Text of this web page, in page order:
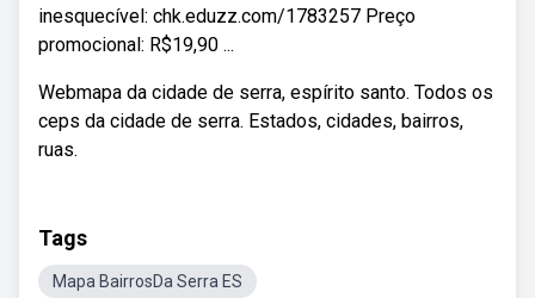
inesquecível: chk.eduzz.com/1783257 Preço
promocional: R$19,90 ...
Webmapa da cidade de serra, espírito santo. Todos os
ceps da cidade de serra. Estados, cidades, bairros,
ruas.
Tags
Mapa BairrosDa Serra ES